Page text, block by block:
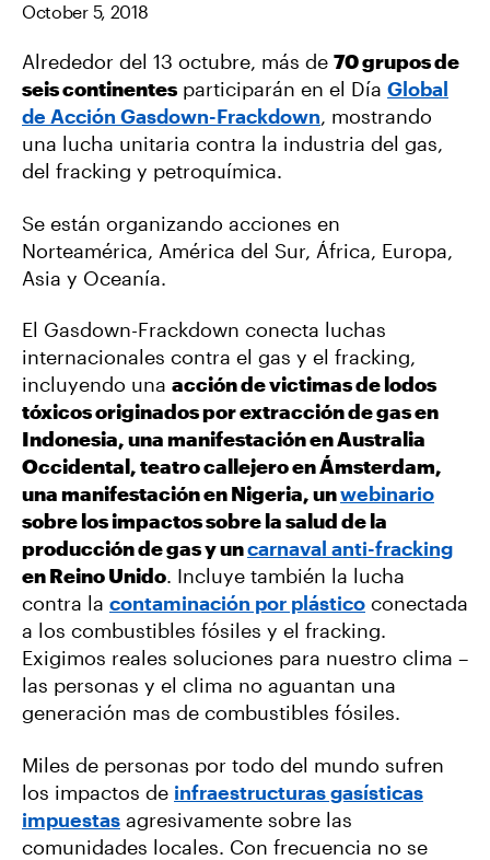
October 5, 2018
Alrededor del 13 octubre, más de 70 grupos de
seis continentes participarán en el Día Global
de Acción Gasdown-Frackdown, mostrando
una lucha unitaria contra la industria del gas,
del fracking y petroquímica.
Se están organizando acciones en
Norteamérica, América del Sur, África, Europa,
Asia y Oceanía.
El Gasdown-Frackdown conecta luchas
internacionales contra el gas y el fracking,
incluyendo una acción de victimas de lodos
tóxicos originados por extracción de gas en
Indonesia, una manifestación en Australia
Occidental, teatro callejero en Ámsterdam,
una manifestación en Nigeria, unwebinario
sobre los impactos sobre la salud de la
producción de gas y uncarnaval anti-fracking
en Reino Unido. Incluye también la lucha
contra la contaminación por plástico conectada
a los combustibles fósiles y el fracking.
Exigimos reales soluciones para nuestro clima –
las personas y el clima no aguantan una
generación mas de combustibles fósiles.
Miles de personas por todo del mundo sufren
los impactos de infraestructuras gasísticas
impuestas agresivamente sobre las
comunidades locales. Con frecuencia no se